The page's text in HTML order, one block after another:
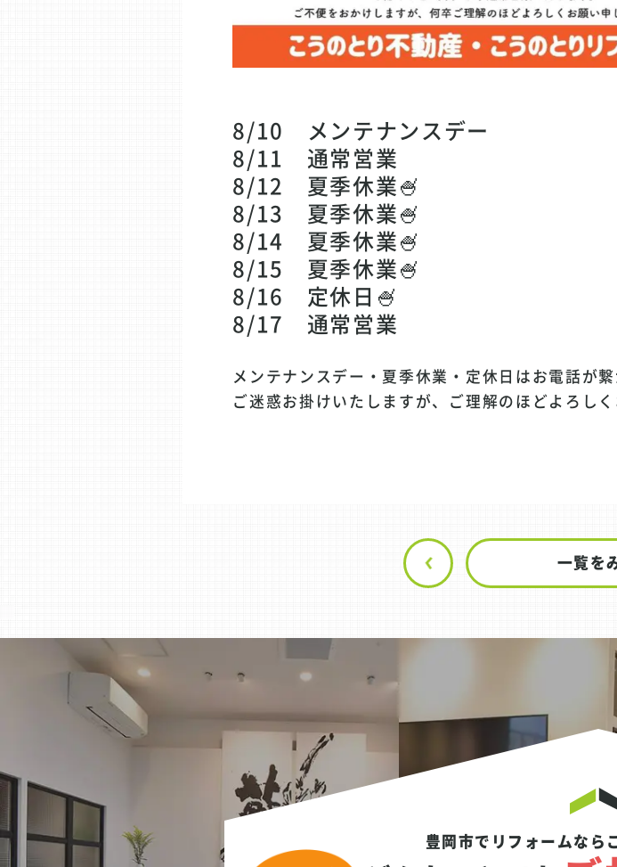
8/10 メンテナンスデー
8/11 通常営業
8/12 夏季休業🍧
8/13 夏季休業🍧
8/14 夏季休業🍧
8/15 夏季休業🍧
8/16 定休日🍧
8/17 通常営業
メンテナンスデー・夏季休業・定休日はお電話が繋
ご迷惑お掛けいたしますが、ご理解のほどよろしく
一覧を
豊岡市でリフォームなら